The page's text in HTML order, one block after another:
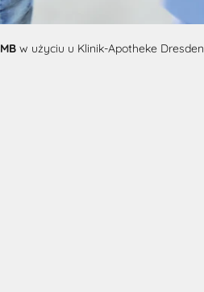
w użyciu u Klinik-Apotheke Dresden